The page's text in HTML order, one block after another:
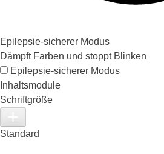
Epilepsie-sicherer Modus
Dämpft Farben und stoppt Blinken
Epilepsie-sicherer Modus
Inhaltsmodule
Schriftgröße
Standard